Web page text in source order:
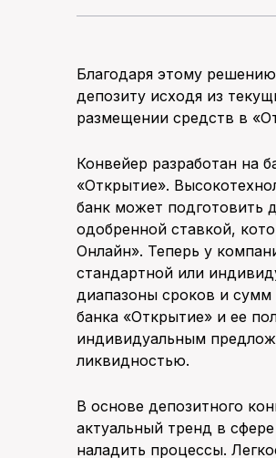
Благодаря этому
депозиту исходя из
размещении средств в
Конвейер разработан на
«Открытие».
банк может подготовить
одобренной ставкой,
Онлайн». Теперь у
стандартной или
диапазоны сроков и сумм
банка «Открытие» и ее
индивидуальным
ликвидностью.
В основе депозитного
актуальный тренд в
наладить процессы.